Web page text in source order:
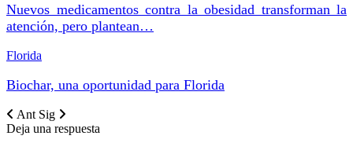
Nuevos medicamentos contra la obesidad transforman la
atención, pero plantean…
Florida
Biochar, una oportunidad para Florida
Ant Sig
Deja una respuesta